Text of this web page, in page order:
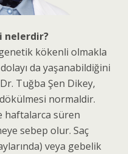
nelerdir?
kökenli olmakla
da yaşanabildiğini
Tuğba Şen Dikey,
normaldir.
haftalarca süren
sebep olur. Saç
veya gebelik